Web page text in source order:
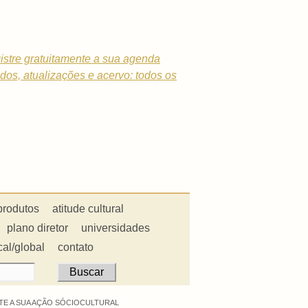
gratuitamente a sua agenda
atualizações e acervo: todos os
atitude cultural
plano diretor
universidades
global contato
A SUA AÇÃO SÓCIOCULTURAL